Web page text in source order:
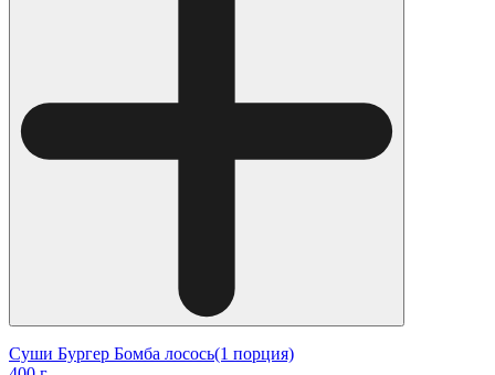
Суши Бургер Бомба лосось(1 порция)